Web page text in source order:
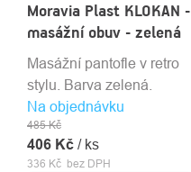
Moravia Plast KLOKAN -
masážní obuv - zelená
Na objednávku
336 Kč bez DPH
485 Kč
406 Kč / ks
Masážní pantofle v retro
stylu. Barva zelená.